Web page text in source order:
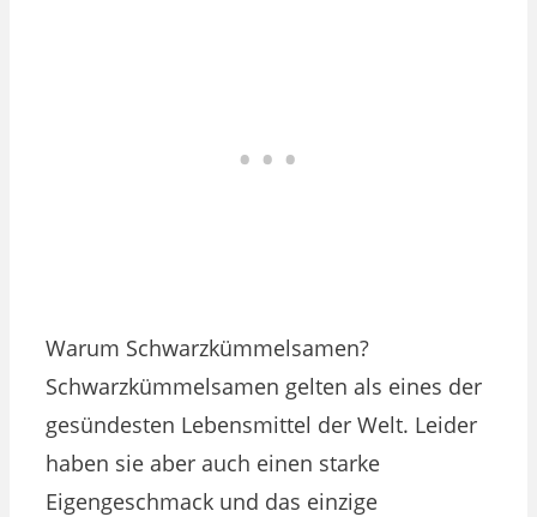
Warum Schwarzkümmelsamen?
Schwarzkümmelsamen gelten als eines der
gesündesten Lebensmittel der Welt. Leider
haben sie aber auch einen starke
Eigengeschmack und das einzige